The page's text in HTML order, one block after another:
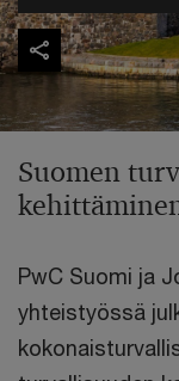
Suomen
PwC Suomi ja
yhteistyössä